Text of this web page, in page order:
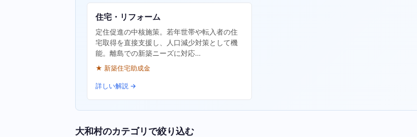
住宅・リフォーム
定住促進の中核施策。若年世帯や転入者の住
宅取得を直接支援し、人口減少対策として機
能。離島での新築ニーズに対応…
★ 新築住宅助成金
詳しい解説 →
大和村のカテゴリで絞り込む